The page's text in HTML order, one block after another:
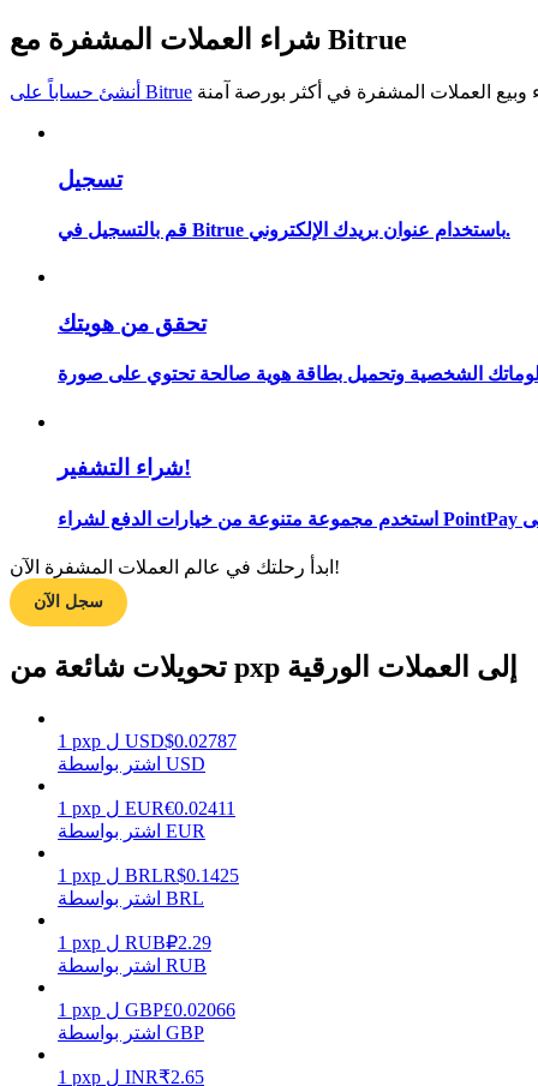
كن متداول نسخ
استمتع بتقاسم الأرباح وعمولات نسخ التداول
معلومة
مرشد
دليل المبتدئين للعقود الآجلة
استراتيجيات التداول
تعلم كيفية البقاء مربحة
شراء العملات المشفرة مع Bitrue
أنشئ حساباً على Bitrue
تسجيل
قم بالتسجيل في Bitrue باستخدام عنوان بريدك الإلكتروني.
تحقق من هويتك
شراء التشفير!
ابدأ رحلتك في عالم العملات المشفرة الآن!
سجل الآن
تحويلات شائعة من pxp إلى العملات الورقية
1 pxp ل USD$0.02787
اشتر بواسطة USD
1 pxp ل EUR€0.02411
اشتر بواسطة EUR
1 pxp ل BRLR$0.1425
اشتر بواسطة BRL
1 pxp ل RUB₽2.29
اشتر بواسطة RUB
1 pxp ل GBP£0.02066
اشتر بواسطة GBP
1 pxp ل INR₹2.65